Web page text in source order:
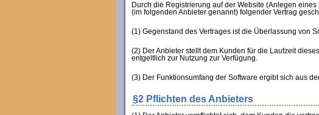
Durch die Registrierung auf der Website (Anlegen
(im folgenden Anbieter genannt) folgender Vertrag
(1) Gegenstand des Vertrages ist die Überlassung von
(2) Der Anbieter stellt dem Kunden für die Laufzeit
entgeltlich zur Nutzung zur Verfügung.
(3) Der Funktionsumfang der Software ergibt sich aus
§2 Pflichten des Anbieters